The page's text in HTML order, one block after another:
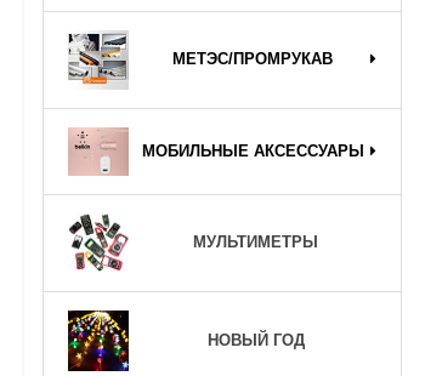
МЕТЭС/ПРОМРУКАВ
МОБИЛЬНЫЕ АКСЕССУАРЫ
МУЛЬТИМЕТРЫ
НОВЫЙ ГОД